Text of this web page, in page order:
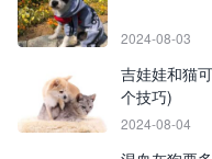
2024-08-03
吉娃娃和猫
个技巧)
2024-08-04